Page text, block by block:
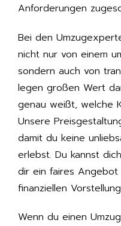
Anforderungen
Bei den
nicht nur von einem
sondern auch von
legen großen Wert
genau weißt, welche
Unsere
damit du keine
erlebst. Du kannst
dir ein faires
finanziellen
Wenn du einen